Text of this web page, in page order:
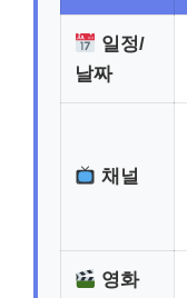
일정/
날짜
채널
영화